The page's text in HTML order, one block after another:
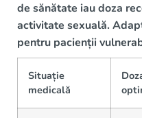
de sănătate iau doza
activitate sexuală.
pentru pacienții
Situație
medicală